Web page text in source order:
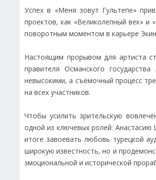
Успех в «Меня зовут Гультепе»
проектов, как «Великолепный век»
поворотным моментом в карьере
Настоящим прорывом для артиста
правителя Османского
невысокими, а съёмочный процесс
на всех участников.
Чтобы усилить зрительскую
одной из ключевых ролей:
итоге завоевать любовь турецкой
широкую известность, но и
эмоциональной и исторической